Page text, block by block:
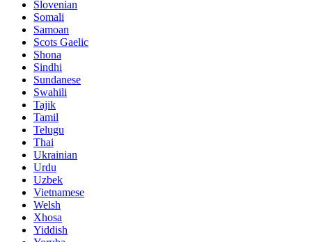
Slovenian
Somali
Samoan
Scots Gaelic
Shona
Sindhi
Sundanese
Swahili
Tajik
Tamil
Telugu
Thai
Ukrainian
Urdu
Uzbek
Vietnamese
Welsh
Xhosa
Yiddish